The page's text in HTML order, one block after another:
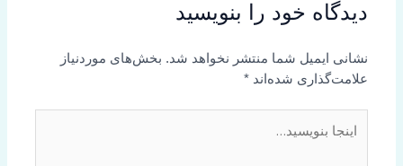
دیدگاه‌ خود را بنویسید
نشانی ایمیل شما منتشر نخواهد شد. بخش‌های موردنیاز
علامت‌گذاری شده‌اند*
بنویسید…